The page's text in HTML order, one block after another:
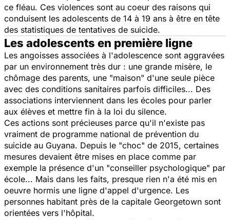
ce fléau. Ces violences sont au coeur des raisons qui
conduisent les adolescents de 14 à 19 ans à être en tête
des statistiques de tentatives de suicide.
Les adolescents en première ligne
Les angoisses associées à l'adolescence sont aggravées
par un environnement très dur : une grande misère, le
chômage des parents, une "maison" d'une seule pièce
avec des conditions sanitaires parfois difficiles... Des
associations interviennent dans les écoles pour parler
aux élèves et mettre fin à la loi du silence.
Ces actions sont précieuses parce qu'il n'existe pas
vraiment de programme national de prévention du
suicide au Guyana. Depuis le "choc" de 2015, certaines
mesures devaient être mises en place comme par
exemple la présence d'un "conseiller psychologique" par
école... Mais dans les faits, presque rien n'a été mis en
oeuvre hormis une ligne d'appel d'urgence. Les
personnes habitant près de la capitale Georgetown sont
orientées vers l'hôpital.